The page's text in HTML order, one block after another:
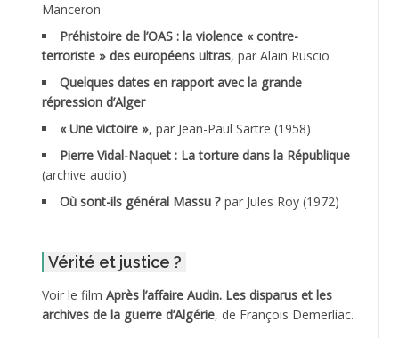
ADDAD
ADDALA Boualem*
ADDANE
ADDECHE Rachid
ADELIOUAT Vve AIT SAADA
ADJANI Khaled
Manceron
Préhistoire de l’OAS : la violence « contre-
terroriste » des européens ultras, par Alain Ruscio
Quelques dates en rapport avec la grande
répression d’Alger
« Une victoire », par Jean-Paul Sartre (1958)
Pierre Vidal-Naquet : La torture dans la République
(archive audio)
Où sont-ils général Massu ? par Jules Roy (1972)
Vérité et justice ?
Voir le film Après l’affaire Audin. Les disparus et les
archives de la guerre d’Algérie, de François Demerliac.